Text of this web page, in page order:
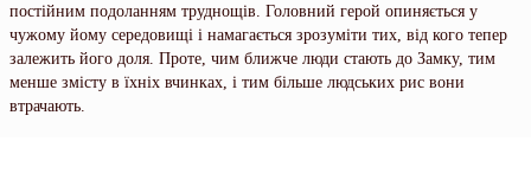
постійним подоланням труднощів. Головний герой опиняється у
чужому йому середовищі і намагається зрозуміти тих, від кого тепер
залежить його доля. Проте, чим ближче люди стають до Замку, тим
менше змісту в їхніх вчинках, і тим більше людських рис вони
втрачають.